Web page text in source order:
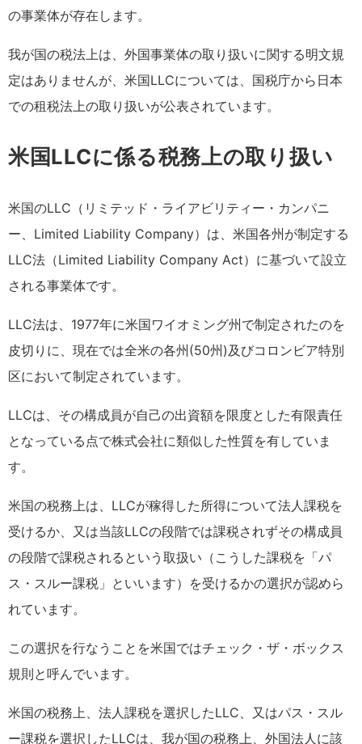
の事業体が存在します。
我が国の税法上は、外国事業体の取り扱いに関する明文規
定はありませんが、米国LLCについては、国税庁から日本
での租税法上の取り扱いが公表されています。
米国LLCに係る税務上の取り扱い
米国のLLC（リミテッド・ライアビリティー・カンパニ
ー、Limited Liability Company）は、米国各州が制定する
LLC法（Limited Liability Company Act）に基づいて設立
される事業体です。
LLC法は、1977年に米国ワイオミング州で制定されたのを
皮切りに、現在では全米の各州(50州)及びコロンビア特別
区において制定されています。
LLCは、その構成員が自己の出資額を限度とした有限責任
となっている点で株式会社に類似した性質を有していま
す。
米国の税務上は、LLCが稼得した所得について法人課税を
受けるか、又は当該LLCの段階では課税されずその構成員
の段階で課税されるという取扱い（こうした課税を「パ
ス・スルー課税」といいます）を受けるかの選択が認めら
れています。
この選択を行なうことを米国ではチェック・ザ・ボックス
規則と呼んでいます。
米国の税務上、法人課税を選択したLLC、又はパス・スル
ー課税を選択したLLCは、我が国の税務上、外国法人に該